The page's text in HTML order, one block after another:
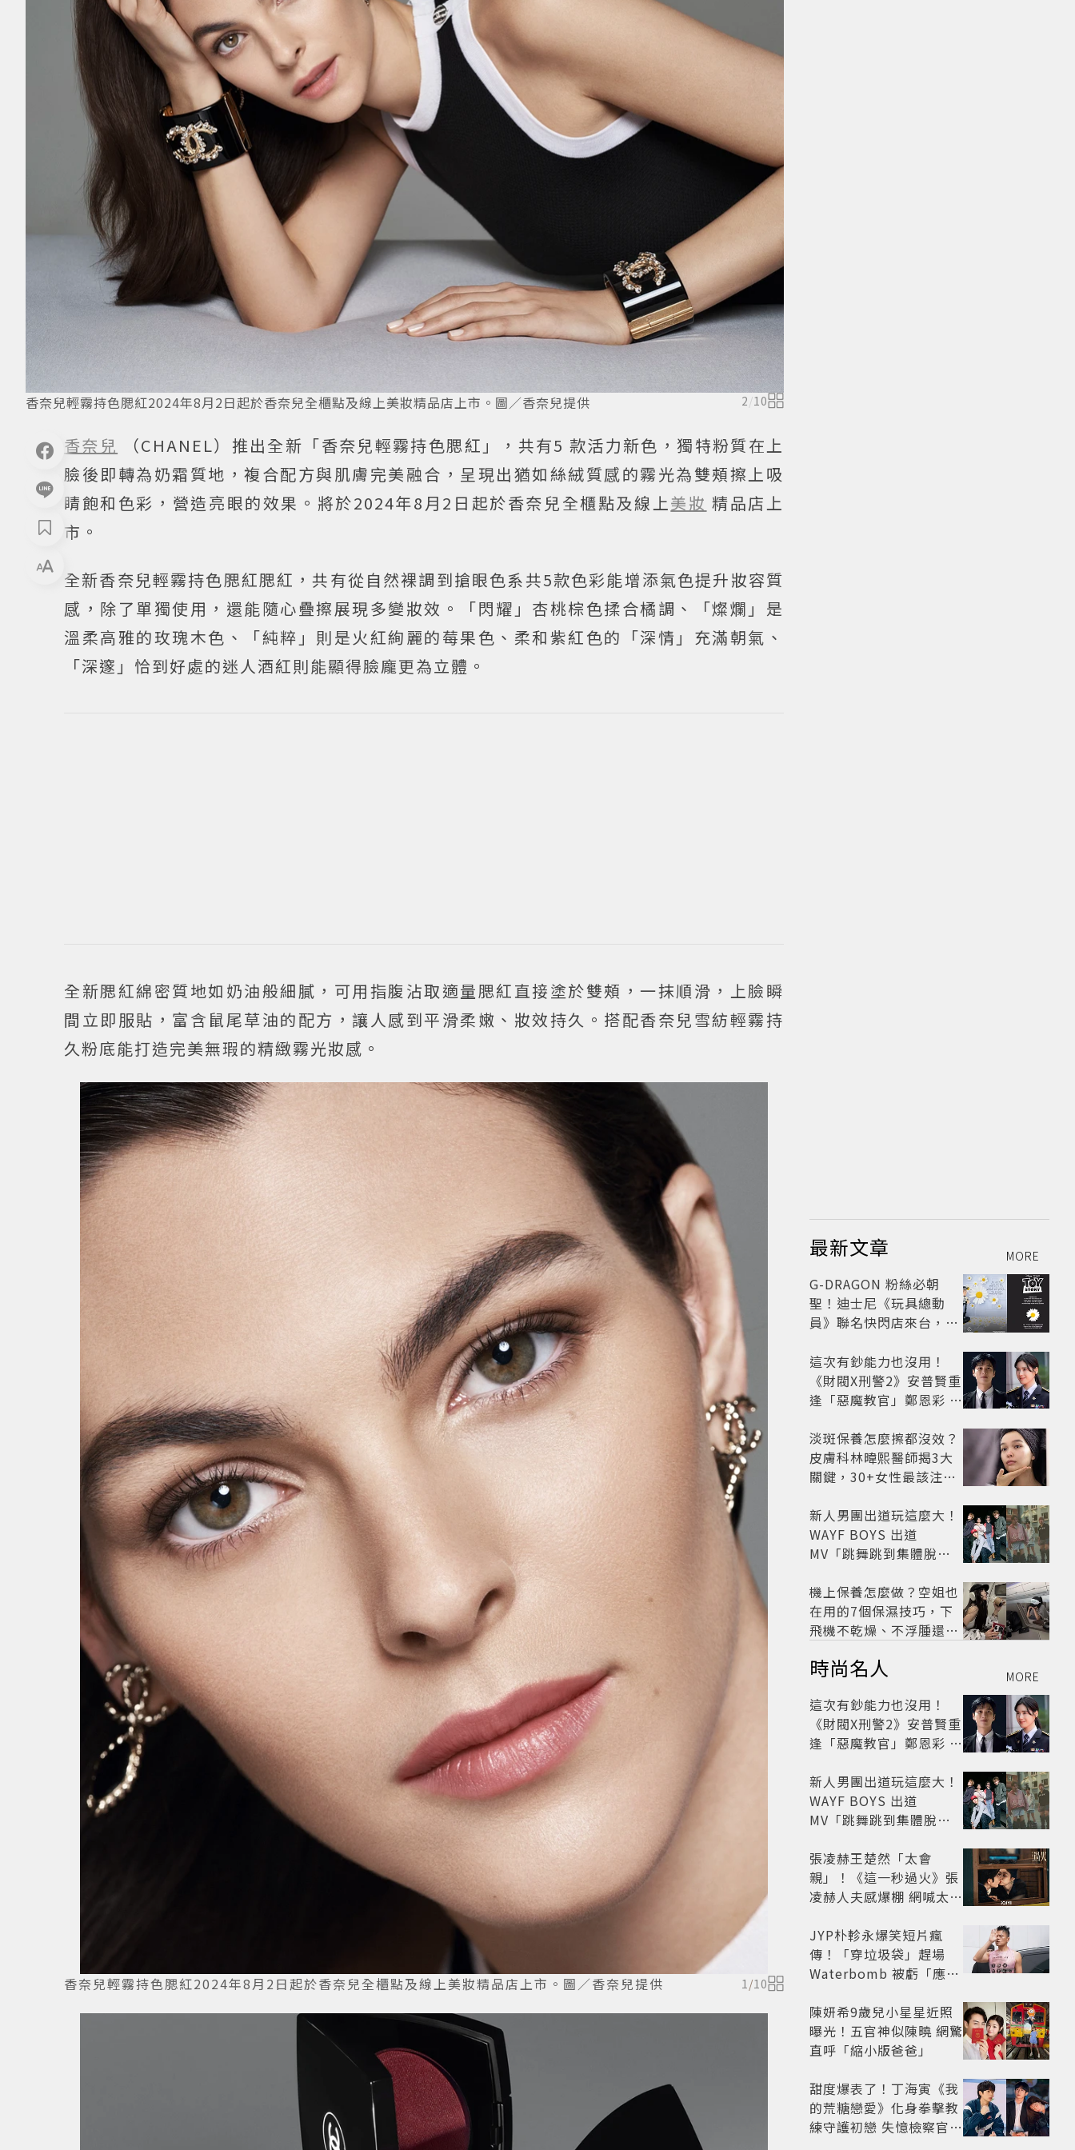
香奈兒輕霧持色腮紅2024年8月2日起於香奈兒全櫃點及線上美妝精品店上市。圖／香奈兒提供 2/10
香奈兒
（CHANEL）推出全新「香奈兒輕霧持色腮紅」，共有5 款活力新色，獨特粉質在上
臉後即轉為奶霜質地，複合配方與肌膚完美融合，呈現出猶如絲絨質感的霧光為雙頰擦上吸
睛飽和色彩，營造亮眼的效果。將於2024年8月2日起於香奈兒全櫃點及線上美妝 精品店上
市。
全新香奈兒輕霧持色腮紅腮紅，共有從自然裸調到搶眼色系共5款色彩能增添氣色提升妝容質
感，除了單獨使用，還能隨心疊擦展現多變妝效。「閃耀」杏桃棕色揉合橘調、「燦爛」是
溫柔高雅的玫瑰木色、「純粹」則是火紅絢麗的莓果色、柔和紫紅色的「深情」充滿朝氣、
「深邃」恰到好處的迷人酒紅則能顯得臉龐更為立體。
全新腮紅綿密質地如奶油般細膩，可用指腹沾取適量腮紅直接塗於雙頰，一抹順滑，上臉瞬
間立即服貼，富含鼠尾草油的配方，讓人感到平滑柔嫩、妝效持久。搭配香奈兒雪紡輕霧持
久粉底能打造完美無瑕的精緻霧光妝感。
香奈兒輕霧持色腮紅2024年8月2日起於香奈兒全櫃點及線上美妝精品店上市。圖／香奈兒提供 1 /10
最新文章 MORE
G-DRAGON 粉絲必朝
聖！迪士尼《玩具總動
員》聯名快閃店來台，限
這次有鈔能力也沒用！
《財閥X刑警2》安普賢重
逢「惡魔教官」鄭恩彩 首
紅盤
淡斑保養怎麼擦都沒效？
皮膚科林暐熙醫師揭3大
關鍵，30+女性最該注意
新人男團出道玩這麼大！
WAYF BOYS 出道
MV「跳舞跳到集體脫
影片爆紅
機上保養怎麼做？空姐也
在用的7個保濕技巧，下
飛機不乾燥、不浮腫還能
時尚名人 MORE
這次有鈔能力也沒用！
《財閥X刑警2》安普賢重
逢「惡魔教官」鄭恩彩 首
紅盤
新人男團出道玩這麼大！
WAYF BOYS 出道
MV「跳舞跳到集體脫
影片爆紅
張凌赫王楚然「太會
親」！《這一秒過火》張
凌赫人夫感爆棚 網喊太有
JYP朴軫永爆笑短片瘋
傳！「穿垃圾袋」趕場
Waterbomb 被虧「應該
陳妍希9歲兒小星星近照
曝光！五官神似陳曉 網驚
直呼「縮小版爸爸」
甜度爆表了！丁海寅《我
的荒糖戀愛》化身拳擊教
練守護初戀 失憶檢察官×